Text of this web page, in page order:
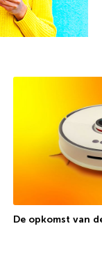
De opkomst van